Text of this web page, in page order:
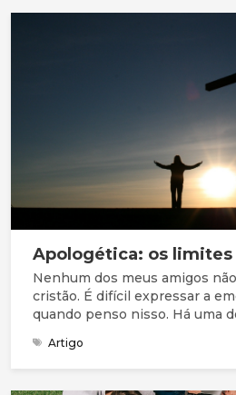
retumbante "NÃO".
Apologética: os
Nenhum dos meus amigos
cristão. É difícil expressar a
quando penso nisso. Há uma
mais do que ver meus amigos
trazidos a Cristo. Mas muito
Artigo